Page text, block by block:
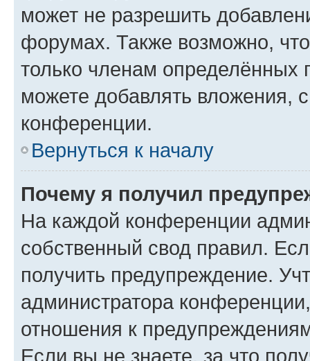
может не разрешить
форумах. Также возможно,
только членам определённых
можете добавлять вложения,
конференции.
Вернуться к началу
Почему я получил
На каждой конференции
собственный свод правил.
получить предупреждение.
администратора
отношения к
Если вы не знаете, за что